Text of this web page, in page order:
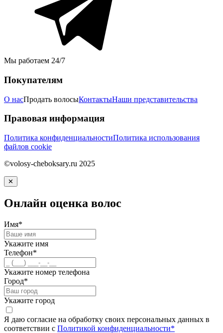
Мы работаем 24/7
Покупателям
О насПродать волосыКонтактыНаши представительства
Правовая информация
Политика конфиденциальностиПолитика использования
файлов cookie
©volosy-cheboksary.ru 2025
✕
Онлайн оценка волос
Имя*
Укажите имя
Телефон*
Укажите номер телефона
Город*
Укажите город
Я даю согласие на обработку своих персональных данных в
соответствии с Политикой конфиденциальности*